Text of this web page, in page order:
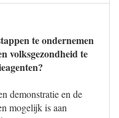
te ondernemen
volksgezondheid te
demonstratie en de
mogelijk is aan